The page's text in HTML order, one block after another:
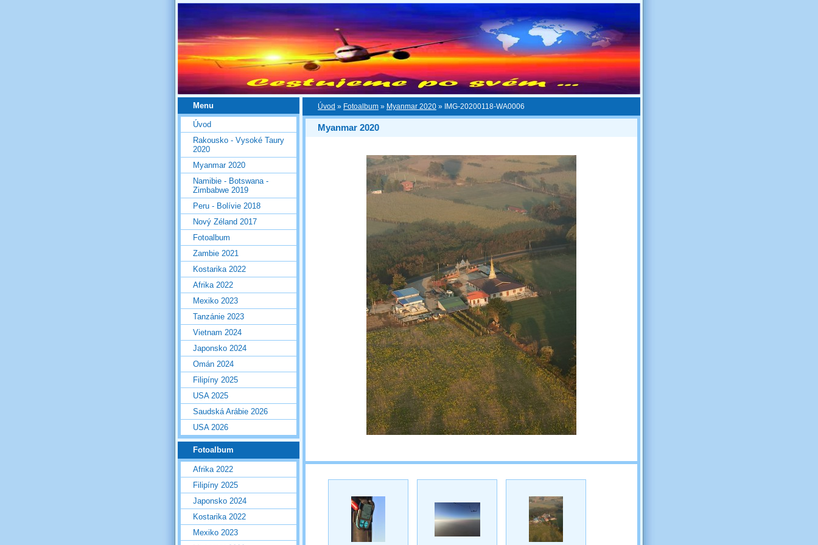
Úvod » Fotoalbum » Myanmar 2020 » IMG-20200118-WA0006
Myanmar 2020
Menu
Úvod
Rakousko - Vysoké Taury
2020
Myanmar 2020
Namibie - Botswana -
Zimbabwe 2019
Peru - Bolívie 2018
Nový Zéland 2017
Fotoalbum
Zambie 2021
Kostarika 2022
Afrika 2022
Mexiko 2023
Tanzánie 2023
Vietnam 2024
Japonsko 2024
Omán 2024
Filipíny 2025
USA 2025
Saudská Arábie 2026
USA 2026
Fotoalbum
Afrika 2022
Filipíny 2025
Japonsko 2024
Kostarika 2022
Mexiko 2023